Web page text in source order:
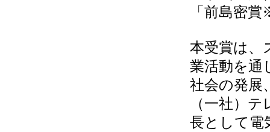
「前島密
本受賞は、
業活動を通
社会の発展
（一社）
長として電